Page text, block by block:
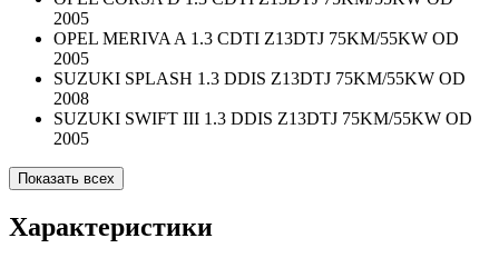
2005
OPEL MERIVA A 1.3 CDTI Z13DTJ 75KM/55KW OD
2005
SUZUKI SPLASH 1.3 DDIS Z13DTJ 75KM/55KW OD
2008
SUZUKI SWIFT III 1.3 DDIS Z13DTJ 75KM/55KW OD
2005
Показать всех
Характеристики